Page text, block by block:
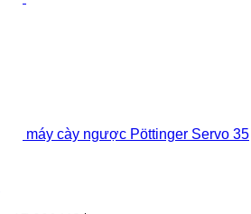
máy cày ngược Pöttinger Servo 35